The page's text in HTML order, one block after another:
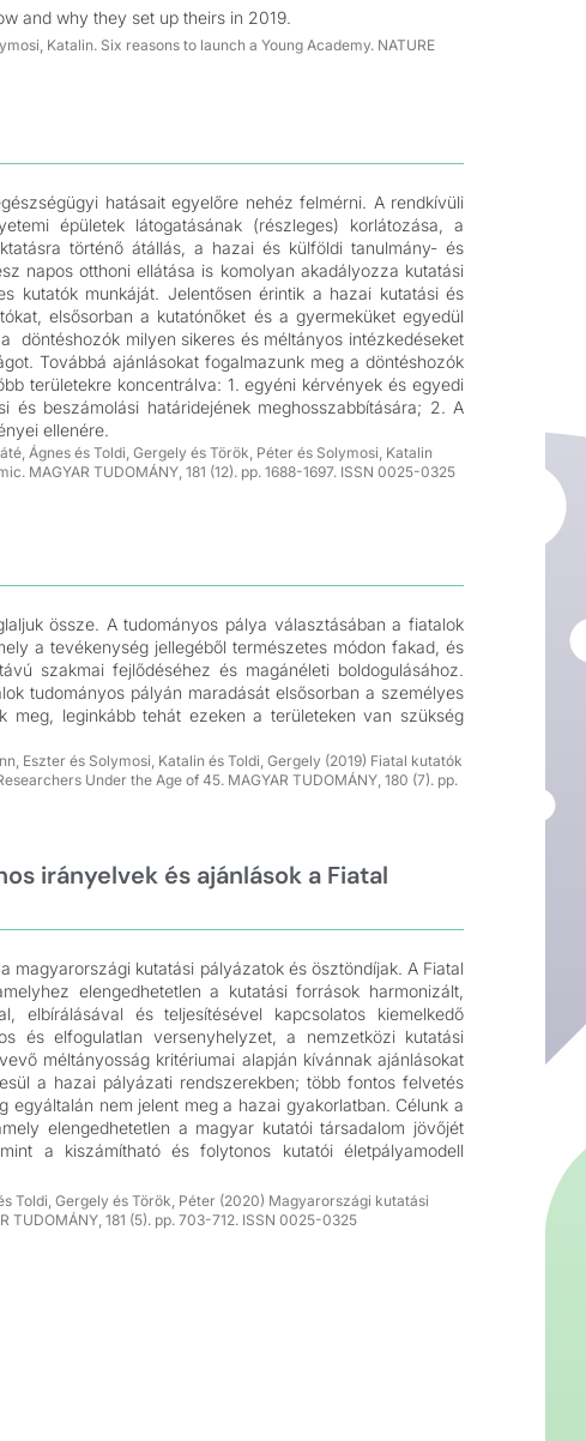
and why they set up theirs in 2019.
Katalin. Six reasons to launch a Young Academy. NATURE
hatásait egyelőre nehéz felmérni. A rendkívüli
épületek látogatásának (részleges) korlátozása, a
történő átállás, a hazai és külföldi tanulmány- és
napos otthoni ellátása is komolyan akadályozza kutatási
kutatók munkáját. Jelentősen érintik a hazai kutatási és
elsősorban a kutatónőket és a gyermeküket egyedül
döntéshozók milyen sikeres és méltányos intézkedéseket
Továbbá ajánlásokat fogalmazunk meg a döntéshozók
területekre koncentrálva: 1. egyéni kérvények és egyedi
és beszámolási határidejének meghosszabbítására; 2. A
ellenére.
Ágnes és Toldi, Gergely és Török, Péter és Solymosi, Katalin
MAGYAR TUDOMÁNY, 181 (12). pp. 1688-1697. ISSN 0025-0325
össze. A tudományos pálya választásában a fiatalok
a tevékenység jellegéből természetes módon fakad, és
szakmai fejlődéséhez és magánéleti boldogulásához.
tudományos pályán maradását elsősorban a személyes
leginkább tehát ezeken a területeken van szükség
Eszter és Solymosi, Katalin és Toldi, Gergely (2019) Fiatal kutatók
Under the Age of 45. MAGYAR TUDOMÁNY, 180 (7). pp.
irányelvek és ajánlások a Fiatal
magyarországi kutatási pályázatok és ösztöndíjak. A Fiatal
elengedhetetlen a kutatási források harmonizált,
elbírálásával és teljesítésével kapcsolatos kiemelkedő
és elfogulatlan versenyhelyzet, a nemzetközi kutatási
méltányosság kritériumai alapján kívánnak ajánlásokat
a hazai pályázati rendszerekben; több fontos felvetés
nem jelent meg a hazai gyakorlatban. Célunk a
elengedhetetlen a magyar kutatói társadalom jövőjét
a kiszámítható és folytonos kutatói életpályamodell
Toldi, Gergely és Török, Péter (2020) Magyarországi kutatási
181 (5). pp. 703-712. ISSN 0025-0325